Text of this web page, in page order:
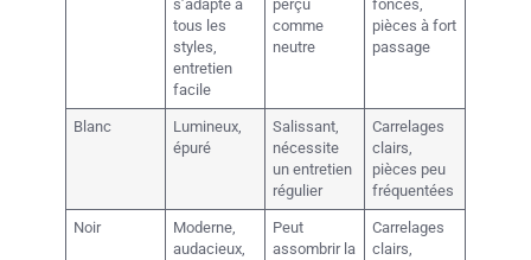
s’adapte à
tous les
styles,
entretien
facile
perçu
comme
neutre
foncés,
pièces à fort
passage
Blanc
Lumineux,
épuré
Salissant,
nécessite
un entretien
régulier
Carrelages
clairs,
pièces peu
fréquentées
Noir
Moderne,
audacieux,
Peut
assombrir la
Carrelages
clairs,